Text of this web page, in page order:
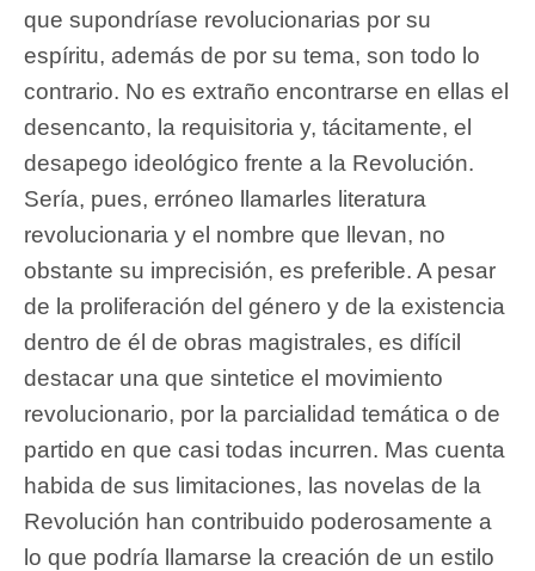
que supondríase revolucionarias por su
espíritu, además de por su tema, son todo lo
contrario. No es extraño encontrarse en ellas el
desencanto, la requisitoria y, tácitamente, el
desapego ideológico frente a la Revolución.
Sería, pues, erróneo llamarles literatura
revolucionaria y el nombre que llevan, no
obstante su imprecisión, es preferible. A pesar
de la proliferación del género y de la existencia
dentro de él de obras magistrales, es difícil
destacar una que sintetice el movimiento
revolucionario, por la parcialidad temática o de
partido en que casi todas incurren. Mas cuenta
habida de sus limitaciones, las novelas de la
Revolución han contribuido poderosamente a
lo que podría llamarse la creación de un estilo